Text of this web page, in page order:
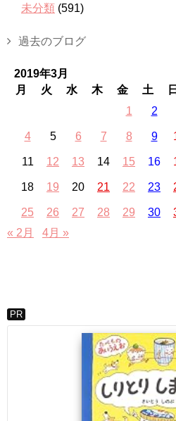
未分類 (591)
過去のブログ
2019年3月
月
火 水 木 金 土
日
1
2
4 5 6 7 8 9
11 12 13 14 15 16
18 19 20 21 22 23
25 26 27 28 29 30
« 2月
4月 »
PR